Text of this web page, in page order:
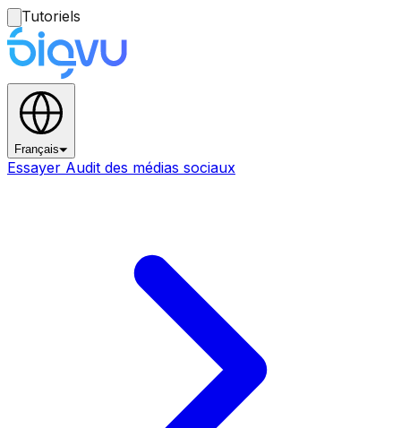
Tutoriels
Français
Essayer Audit des médias sociaux